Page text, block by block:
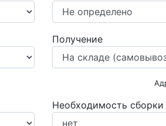
Получение
Необходимость сборки